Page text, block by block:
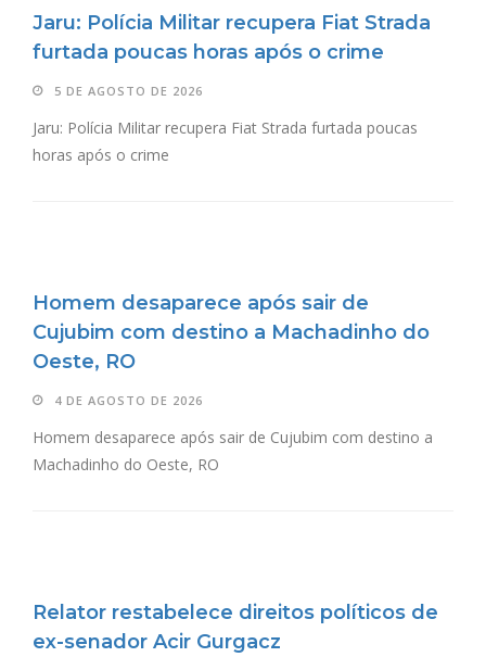
Jaru: Polícia Militar recupera Fiat Strada
furtada poucas horas após o crime
5 DE AGOSTO DE 2026
Jaru: Polícia Militar recupera Fiat Strada furtada poucas
horas após o crime
Homem desaparece após sair de
Cujubim com destino a Machadinho do
Oeste, RO
4 DE AGOSTO DE 2026
Homem desaparece após sair de Cujubim com destino a
Machadinho do Oeste, RO
Relator restabelece direitos políticos de
ex-senador Acir Gurgacz